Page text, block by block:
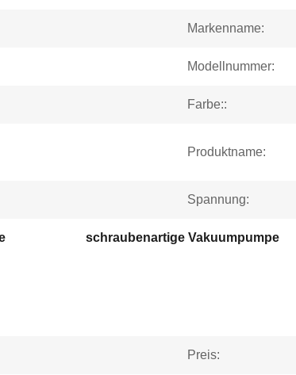
Markenname:
Modellnummer:
Farbe::
Produktname:
Spannung:
schraubenartige Vakuumpumpe
Preis: